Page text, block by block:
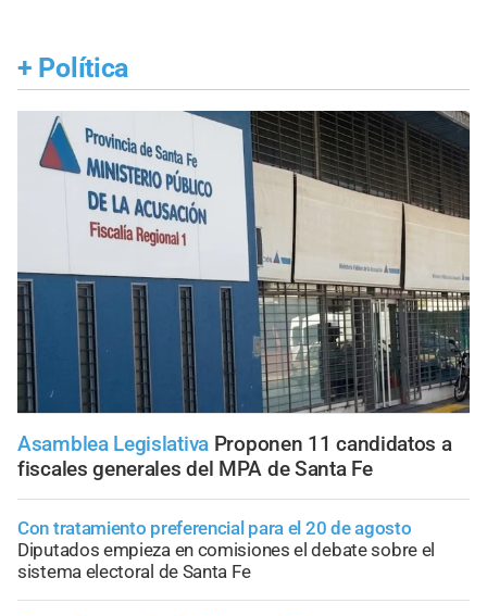
+ Política
Asamblea Legislativa Proponen 11 candidatos a
fiscales generales del MPA de Santa Fe
Con tratamiento preferencial para el 20 de agosto
Diputados empieza en comisiones el debate sobre el
sistema electoral de Santa Fe